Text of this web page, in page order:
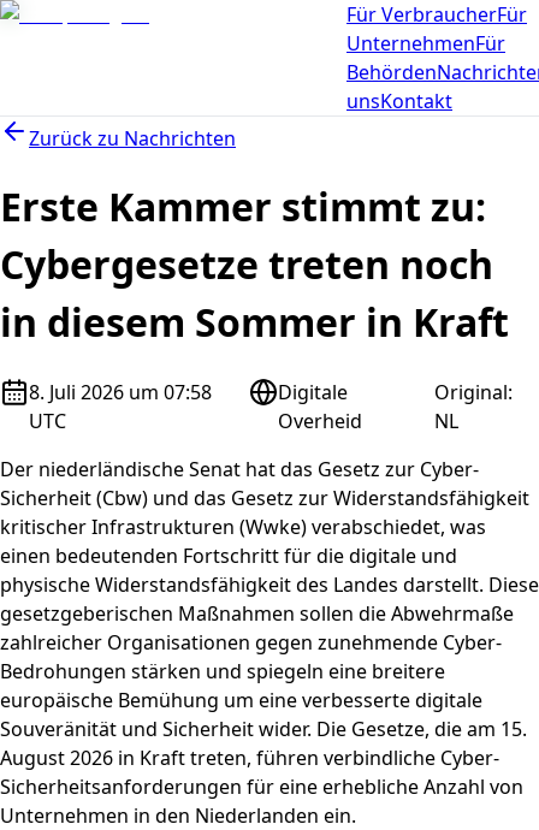
Für VerbraucherFür
UnternehmenFür
Behörden
unsKontakt
Zurück zu Nachrichten
Erste Kammer stimmt zu:
Cybergesetze treten noch
in diesem Sommer in Kraft
8. Juli 2026 um 07:58
UTC
Digitale
Overheid
Original:
NL
Der niederländische Senat hat das Gesetz zur Cyber-
Sicherheit (Cbw) und das Gesetz zur Widerstandsfähigkeit
kritischer Infrastrukturen (Wwke) verabschiedet, was
einen bedeutenden Fortschritt für die digitale und
physische Widerstandsfähigkeit des Landes darstellt. Diese
gesetzgeberischen Maßnahmen sollen die Abwehrmaße
zahlreicher Organisationen gegen zunehmende Cyber-
Bedrohungen stärken und spiegeln eine breitere
europäische Bemühung um eine verbesserte digitale
Souveränität und Sicherheit wider. Die Gesetze, die am 15.
August 2026 in Kraft treten, führen verbindliche Cyber-
Sicherheitsanforderungen für eine erhebliche Anzahl von
Unternehmen in den Niederlanden ein.